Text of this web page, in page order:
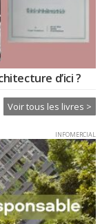
d’ici ?
Voir tous les livres >
INFOMERCIAL